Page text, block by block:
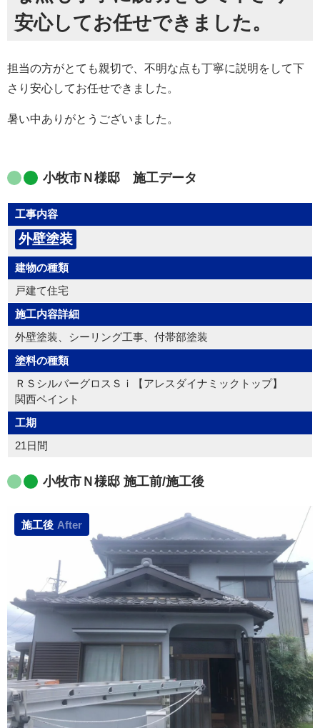
安心してお任せできました。
担当の方がとても親切で、不明な点も丁寧に説明をして下
さり安心してお任せできました。
暑い中ありがとうございました。
小牧市Ｎ様邸 施工データ
工事内容
外壁塗装
建物の種類
戸建て住宅
施工内容詳細
外壁塗装、シーリング工事、付帯部塗装
塗料の種類
ＲＳシルバーグロスＳｉ【アレスダイナミックトップ】
関西ペイント
工期
21日間
小牧市Ｎ様邸 施工前/施工後
施工後 After